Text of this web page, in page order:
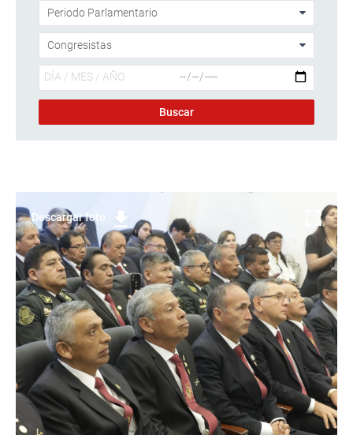
Descargar foto